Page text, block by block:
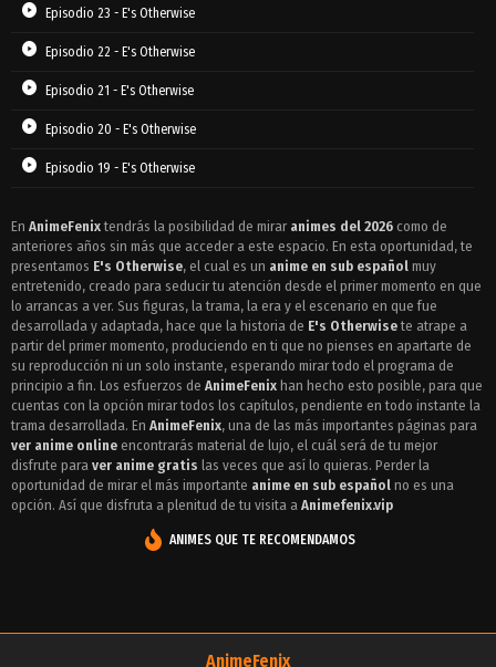
Episodio 23 - E's Otherwise
Episodio 22 - E's Otherwise
Episodio 21 - E's Otherwise
Episodio 20 - E's Otherwise
Episodio 19 - E's Otherwise
Episodio 17 - E's Otherwise
Episodio 16 - E's Otherwise
Episodio 15 - E's Otherwise
Episodio 14 - E's Otherwise
Episodio 13 - E's Otherwise
Episodio 12 - E's Otherwise
Episodio 11 - E's Otherwise
Episodio 10 - E's Otherwise
Episodio 9 - E's Otherwise
Episodio 7 - E's Otherwise
En AnimeFenix tendrás la posibilidad de mirar animes del 2026 como de
anteriores años sin más que acceder a este espacio. En esta oportunidad, te
presentamos E's Otherwise, el cual es un anime en sub español muy
entretenido, creado para seducir tu atención desde el primer momento en que
lo arrancas a ver. Sus figuras, la trama, la era y el escenario en que fue
desarrollada y adaptada, hace que la historia de E's Otherwise te atrape a
partir del primer momento, produciendo en ti que no pienses en apartarte de
su reproducción ni un solo instante, esperando mirar todo el programa de
principio a fin. Los esfuerzos de AnimeFenix han hecho esto posible, para que
cuentas con la opción mirar todos los capítulos, pendiente en todo instante la
trama desarrollada. En AnimeFenix, una de las más importantes páginas para
ver anime online encontrarás material de lujo, el cuál será de tu mejor
disfrute para ver anime gratis las veces que así lo quieras. Perder la
oportunidad de mirar el más importante anime en sub español no es una
opción. Así que disfruta a plenitud de tu visita a Animefenix.vip
ANIMES QUE TE RECOMENDAMOS
AnimeFenix